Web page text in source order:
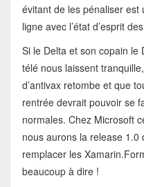
évitant de les pénaliser
ligne avec l’état d’esprit
Si le Delta et son copain le
télé nous laissent
d’antivax retombe et que
rentrée devrait pouvoir se
normales. Chez Microsoft
nous aurons la release 1.0
remplacer les
beaucoup à dire !